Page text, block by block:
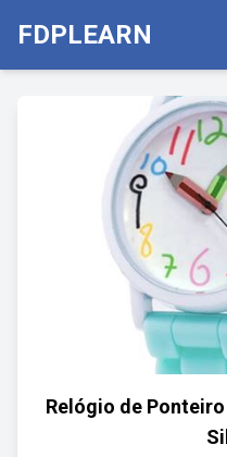
FDPLEARN
Relógio de